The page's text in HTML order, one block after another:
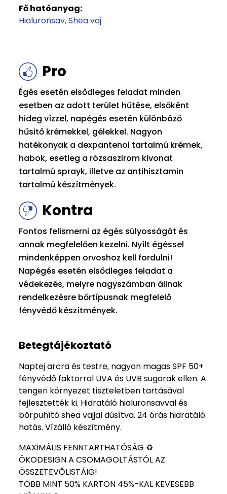
Fő hatóanyag:
Hialuronsav Shea vaj
Pro
Égés esetén elsődleges feladat minden
esetben az adott terület hűtése, elsőként
hideg vízzel, napégés esetén különböző
hűsitő krémekkel, gélekkel. Nagyon
hatékonyak a dexpantenol tartalmú krémek,
habok, esetleg a rózsaszirom kivonat
tartalmú sprayk, illetve az antihisztamin
tartalmú készítmények.
Kontra
Fontos felismerni az égés súlyosságát és
annak megfelelően kezelni. Nyílt égéssel
mindenképpen orvoshoz kell fordulni!
Napégés esetén elsődleges feladat a
védekezés, melyre nagyszámban állnak
rendelkezésre bőrtípusnak megfelelő
fényvédő készítmények.
Betegtájékoztató
Naptej arcra és testre, nagyon magas SPF 50+
fényvédő faktorral UVA és UVB sugarak ellen. A
tengeri környezet tiszteletben tartásával
fejlesztették ki. Hidratáló hialuronsavval és
bőrpuhító shea vajjal dúsítva. 24 órás hidratáló
hatás. Vízálló készítmény.
MAXIMÁLIS FENNTARTHATÓSÁG ♻️
ÖKODESIGN A CSOMAGOLTÁSTÓL AZ
ÖSSZETEVŐLISTÁIG!
TÖBB MINT 50% KARTON 45%-KAL KEVESEBB